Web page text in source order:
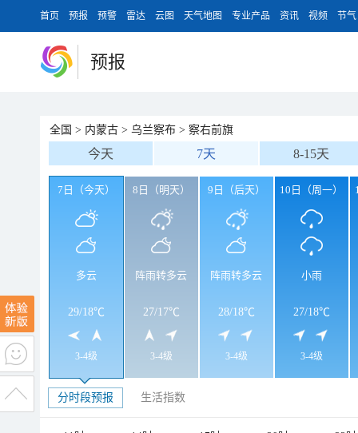
首页 预报 预警 雷达 云图 天气地图 专业产品 资讯 视频 节气
预报
全国 > 内蒙古 > 乌兰察布 > 察右前旗
今天 7天 8-15天
7日（今天）
多云
29/18℃
3-4级
8日（明天）
阵雨转多云
27/17℃
3-4级
9日（后天）
阵雨转多云
28/18℃
3-4级
10日（周一）
小雨
27/18℃
3-4级
分时段预报 生活指数